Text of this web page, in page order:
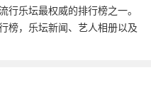
行乐坛最权威的排行榜之一。
榜，乐坛新闻、艺人相册以及